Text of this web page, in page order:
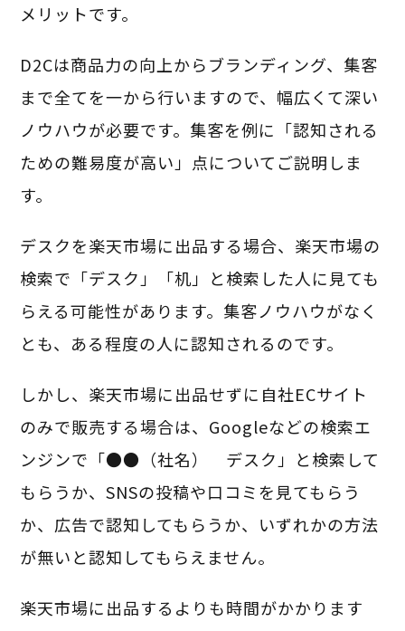
メリットです。
D2Cは商品力の向上からブランディング、集客
まで全てを一から行いますので、幅広くて深い
ノウハウが必要です。 集客を例に「認知される
ための難易度が高い」点についてご説明しま
す。
デスクを楽天市場に出品する場合、楽天市場の
検索で「デスク」「机」と検索した人に見ても
らえる可能性があります。集客ノウハウがなく
とも、ある程度の人に認知されるのです。
しかし、楽天市場に出品せずに自社ECサイト
のみで販売する場合は、Googleなどの検索エ
ンジンで「●●（社名） デスク」と検索して
もらうか、SNSの投稿や口コミを見てもらう
か、広告で認知してもらうか、いずれかの方法
が無いと認知してもらえません。
楽天市場に出品するよりも時間がかかります